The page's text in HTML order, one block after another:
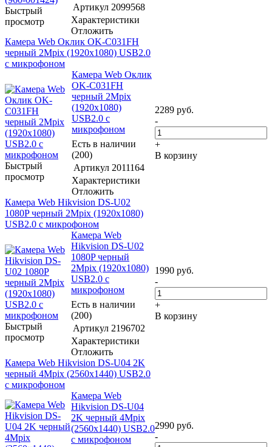
Быстрый
просмотр
Артикул 2099568
Характеристики
Отложить
Камера Web Оклик OK-C031FH
черный 2Mpix (1920x1080) USB2.0
с микрофоном
Быстрый
просмотр
Камера Web Оклик
OK-C031FH
черный 2Mpix
(1920x1080)
USB2.0 с
микрофоном
Есть в наличии
(200)
Артикул 2011164
Характеристики
Отложить
2289 руб.
-
+
В корзину
Камера Web Hikvision DS-U02
1080P черный 2Mpix (1920x1080)
USB2.0 с микрофоном
Быстрый
просмотр
Камера Web
Hikvision DS-U02
1080P черный
2Mpix (1920x1080)
USB2.0 с
микрофоном
Есть в наличии
(200)
Артикул 2196702
Характеристики
Отложить
1990 руб.
-
+
В корзину
Камера Web Hikvision DS-U04 2K
черный 4Mpix (2560x1440) USB2.0
с микрофоном
Камера Web
Hikvision DS-U04
2K черный 4Mpix
(2560x1440) USB2.0
с микрофоном
2990 руб.
-